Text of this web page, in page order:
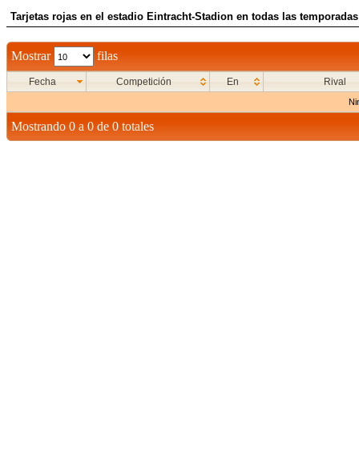
Tarjetas rojas en el estadio Eintracht-Stadion en todas las
Mostrar filas
Fecha Competición En Rival
Mostrando 0 a 0 de 0 totales